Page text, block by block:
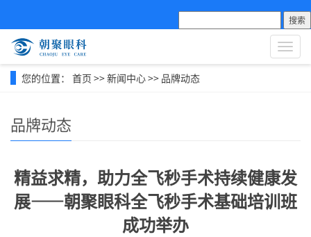
搜索
导
航
您的位置： 首页 >>新闻中心>> 品牌动态
品牌动态
精益求精，助力全飞秒手术持续健康发
展——朝聚眼科全飞秒手术基础培训班
成功举办